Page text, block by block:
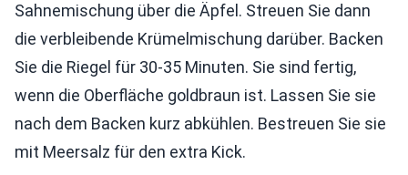
Sahnemischung über die Äpfel. Streuen Sie dann
die verbleibende Krümelmischung darüber. Backen
Sie die Riegel für 30-35 Minuten. Sie sind fertig,
wenn die Oberfläche goldbraun ist. Lassen Sie sie
nach dem Backen kurz abkühlen. Bestreuen Sie sie
mit Meersalz für den extra Kick.